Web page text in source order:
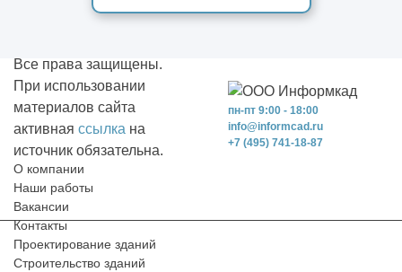
пн-пт 9:00 - 18:00
+7 (495) 741-18-87
info@informcad.ru
О компании
Наши работы
Вакансии
Контакты
Проектирование зданий
Строительство зданий
Все права защищены.
При использовании
материалов сайта
активная ссылка на
источник обязательна.